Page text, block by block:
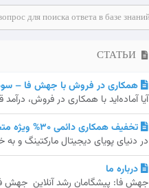
همکاری در فروش با جهش فا – سود ۲۱٪ و هدیه اعتبار
آیا آماده‌اید با همکاری در فروش،
تخفیف همکاری دائمی 30% ویژه متخصصان سئو در جهش فا
در دنیای پویای دیجیتال مارکتینگ
درباره ما
جهش فا: پیشگامان رشد آنلاین جهش فا، که شروع آن به سال 1393